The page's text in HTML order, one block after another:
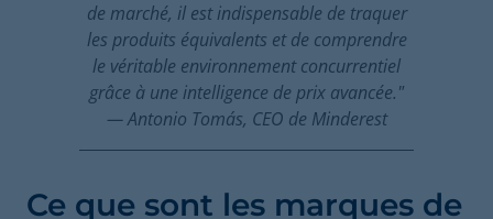
de marché, il est indispensable de traquer
les produits équivalents et de comprendre
le véritable environnement concurrentiel
grâce à une intelligence de prix avancée."
— Antonio Tomás, CEO de Minderest
Ce que sont les marques de